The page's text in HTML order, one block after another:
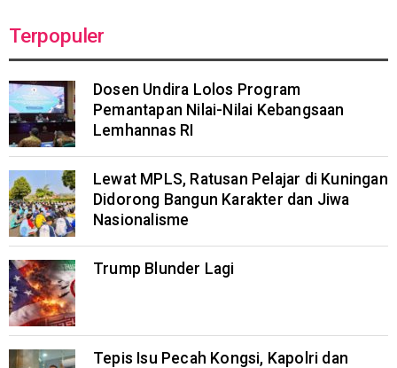
Terpopuler
Dosen Undira Lolos Program
Pemantapan Nilai-Nilai Kebangsaan
Lemhannas RI
Lewat MPLS, Ratusan Pelajar di Kuningan
Didorong Bangun Karakter dan Jiwa
Nasionalisme
Trump Blunder Lagi
Tepis Isu Pecah Kongsi, Kapolri dan